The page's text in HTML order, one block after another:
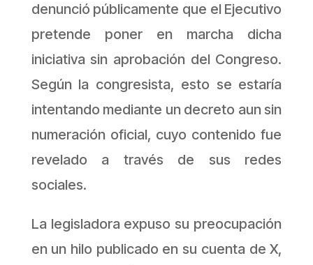
denunció públicamente que el Ejecutivo
pretende poner en marcha dicha
iniciativa sin aprobación del Congreso.
Según la congresista, esto se estaría
intentando mediante un decreto aun sin
numeración oficial, cuyo contenido fue
revelado a través de sus redes
sociales.
La legisladora expuso su preocupación
en un hilo publicado en su cuenta de X,